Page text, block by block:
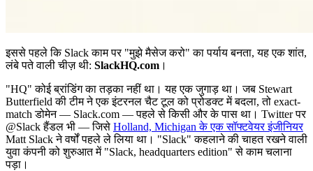
इससे पहले कि Slack काम पर "मुझे मैसेज करो" का पर्याय बनता, यह एक शांत,
लंबे पते वाली चीज़ थी: SlackHQ.com ।
"HQ" कोई ब्रांडिंग का तड़का नहीं था। यह एक जुगाड़ था। जब Stewart
Butterfield की टीम ने एक इंटरनल चैट टूल को प्रोडक्ट में बदला, तो exact-
match डोमेन — Slack.com — पहले से किसी और के पास था। Twitter पर
@Slack हैंडल भी — जिसे Holland, Michigan के एक सॉफ्टवेयर इंजीनियर
Matt Slack ने वर्षों पहले ले लिया था। "Slack" कहलाने की चाहत रखने वाली
युवा कंपनी को शुरुआत में "Slack, headquarters edition" से काम चलाना
पड़ा।